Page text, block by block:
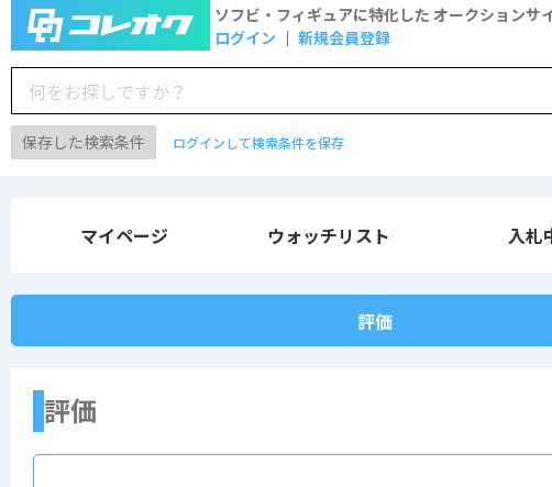
ソフビ・フィギュアに特化した オークションサ
ログイン
新規会員登録
保存した検索条件 ログインして検索条件を保存
マイページ ウォッチリスト 入札
評価
評価